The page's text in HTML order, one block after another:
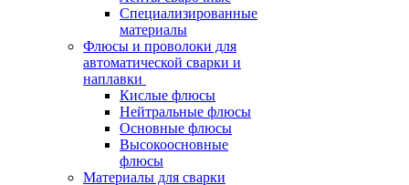
Специализированные
материалы
Флюсы и проволоки для
автоматической сварки и
наплавки
Кислые флюсы
Нейтральные флюсы
Основные флюсы
Высокоосновные
флюсы
Материалы для сварки